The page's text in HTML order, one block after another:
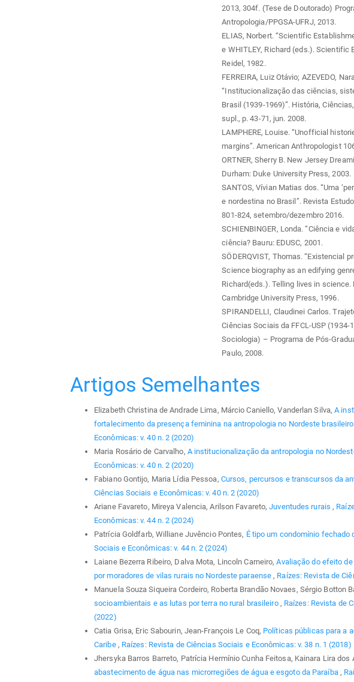
2013, 304f. (Tese de Doutorado)
Antropologia/PPGSA-UFRJ, 2013.
ELIAS, Norbert. “Scientific
e WHITLEY, Richard (eds.).
Reidel, 1982.
FERREIRA, Luiz Otávio; AZEVEDO,
“Institucionalização das ciências,
Brasil (1939-1969)”. História,
supl., p. 43-71, jun. 2008.
LAMPHERE, Louise. “Unofficial
margins”. American Anthropologist
ORTNER, Sherry B. New Jersey
Durham: Duke University Press, 2003.
SANTOS, Vívian Matias dos. “Uma
e nordestina no Brasil”. Revista
801-824, setembro/dezembro 2016.
SCHIENBINGER, Londa. “Ciência e
ciência? Bauru: EDUSC, 2001.
SÖDERQVIST, Thomas. “Existencial
Science biography as an edifying
Richard(eds.). Telling lives in
Cambridge University Press, 1996.
SPIRANDELLI, Claudinei Carlos.
Ciências Sociais da FFCL-USP
Sociologia) – Programa de Pós-
Paulo, 2008.
Artigos Semelhantes
Elizabeth Christina de Andrade Lima, Márcio Caniello, Vanderlan Silva,A
fortalecimento da presença feminina na antropologia no Nordeste brasileiro
Econômicas: v. 40 n. 2 (2020)
Maria Rosário de Carvalho, A institucionalização da antropologia no
Econômicas: v. 40 n. 2 (2020)
Fabiano Gontijo, Maria Lídia Pessoa, Cursos, percursos e transcursos da
Ciências Sociais e Econômicas: v. 40 n. 2 (2020)
Ariane Favareto, Mireya Valencia, Arilson Favareto,Juventudes rurais ,
Econômicas: v. 44 n. 2 (2024)
Patrícia Goldfarb, Williane Juvêncio Pontes, É tipo um condomínio fechado
Sociais e Econômicas: v. 44 n. 2 (2024)
Laiane Bezerra Ribeiro, Dalva Mota, Lincoln Carneiro,Avaliação do efeito
por moradores de vilas rurais no Nordeste paraense , Raízes: Revista de
Manuela Souza Siqueira Cordeiro, Roberta Brandão Novaes, Sérgio Botton
socioambientais e as lutas por terra no rural brasileiro , Raízes: Revista de
(2022)
Catia Grisa, Eric Sabourin, Jean-François Le Coq, Políticas públicas para a
Caribe , Raízes: Revista de Ciências Sociais e Econômicas: v. 38 n. 1 (2018)
Jhersyka Barros Barreto, Patrícia Hermínio Cunha Feitosa, Kainara Lira dos
abastecimento de água nas microrregiões de água e esgoto da Paraíba ,